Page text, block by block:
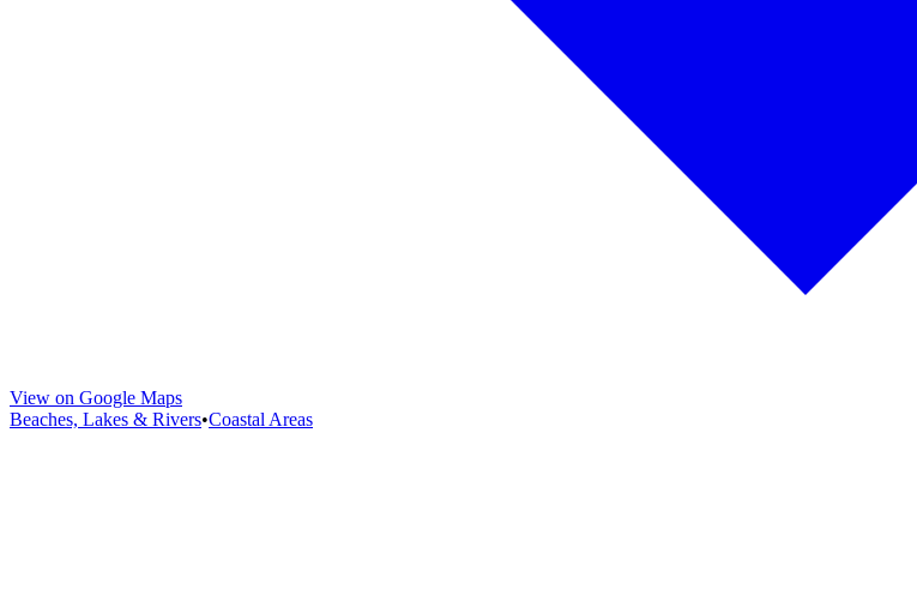
View on Google Maps
Beaches, Lakes & Rivers•Coastal Areas